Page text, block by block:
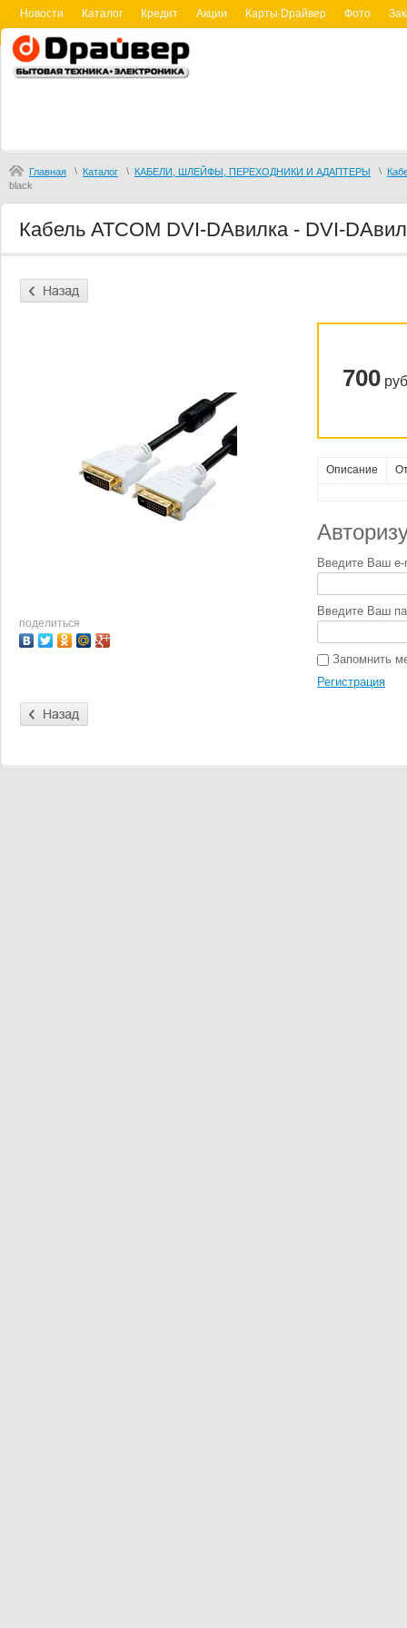
Новости Каталог Кредит Акции Карты Dрайвер Фото
Главная \ Каталог \ КАБЕЛИ, ШЛЕЙФЫ, ПЕРЕХОДНИКИ И АДАПТЕРЫ \
black
Кабель ATCOM DVI-DAвилка - DVI-
поделиться
700
Описание
Введите Ваш e-
Введите Ваш
Запомнить
Регистрация